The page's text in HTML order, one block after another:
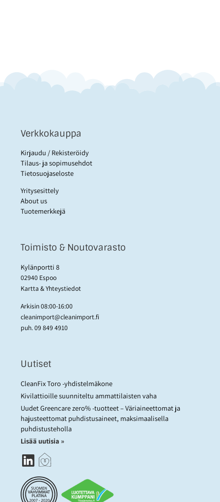
Verkkokauppa
Kirjaudu / Rekisteröidy
Tilaus- ja sopimusehdot
Tietosuojaseloste
Yritysesittely
About us
Tuotemerkkejä
Toimisto & Noutovarasto
Kylänportti 8
02940 Espoo
Kartta & Yhteystiedot
Arkisin 08:00-16:00
cleanimport@cleanimport.fi
puh.09 849 4910
Uutiset
CleanFix Toro -yhdistelmäkone
Kivilattioille suunniteltu ammattilaisten vaha
Uudet Greencare zero% -tuotteet – Väriaineettomat ja
hajusteettomat puhdistusaineet, maksimaalisella
puhdistusteholla
Lisää uutisia »